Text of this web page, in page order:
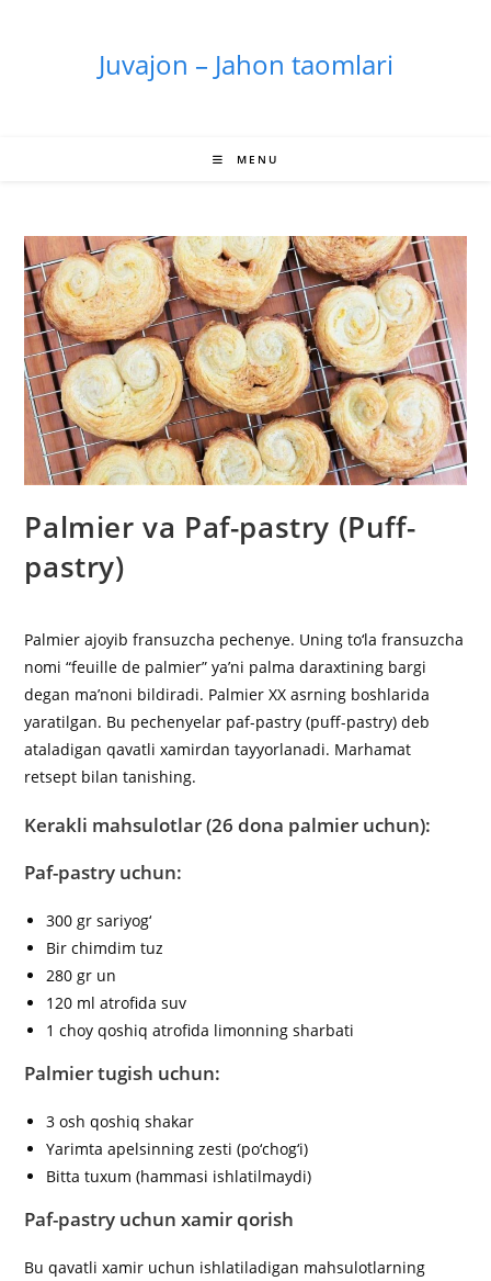
Juvajon – Jahon taomlari
MENU
Palmier va Paf-pastry (Puff-
pastry)
Palmier ajoyib fransuzcha pechenye. Uning to‘la fransuzcha
nomi “feuille de palmier” ya’ni palma daraxtining bargi
degan ma’noni bildiradi. Palmier XX asrning boshlarida
yaratilgan. Bu pechenyelar paf-pastry (puff-pastry) deb
ataladigan qavatli xamirdan tayyorlanadi. Marhamat
retsept bilan tanishing.
Kerakli mahsulotlar (26 dona palmier uchun):
Paf-pastry uchun:
300 gr sariyog‘
Bir chimdim tuz
280 gr un
120 ml atrofida suv
1 choy qoshiq atrofida limonning sharbati
Palmier tugish uchun:
3 osh qoshiq shakar
Yarimta apelsinning zesti (po‘chog‘i)
Bitta tuxum (hammasi ishlatilmaydi)
Paf-pastry uchun xamir qorish
Bu qavatli xamir uchun ishlatiladigan mahsulotlarning